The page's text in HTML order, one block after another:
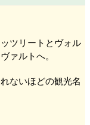
ツリート とヴォル
ァルトへ。
ないほどの観光名